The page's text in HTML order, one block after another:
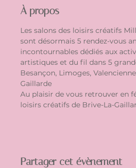
À propos
Les salons des loisirs créatifs
sont désormais 5 rendez-vous
incontournables dédiés aux
artistiques et du fil dans 5
Besançon, Limoges,
Gaillarde
Au plaisir de vous retrouver en
loisirs créatifs de Brive-La-
Partager cet évènement